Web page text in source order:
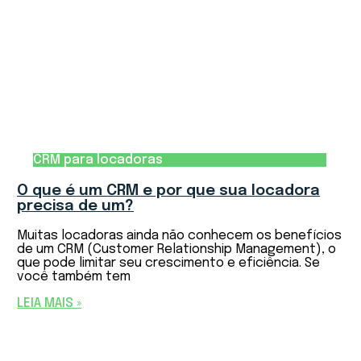
CRM para locadoras
O que é um CRM e por que sua locadora
precisa de um?
Muitas locadoras ainda não conhecem os benefícios
de um CRM (Customer Relationship Management), o
que pode limitar seu crescimento e eficiência. Se
você também tem
LEIA MAIS »